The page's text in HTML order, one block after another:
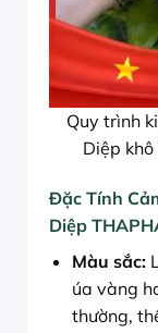
Quy trình
Diệp
Đặc Tính
Diệp
Màu sắc:
úa vàng
thường,